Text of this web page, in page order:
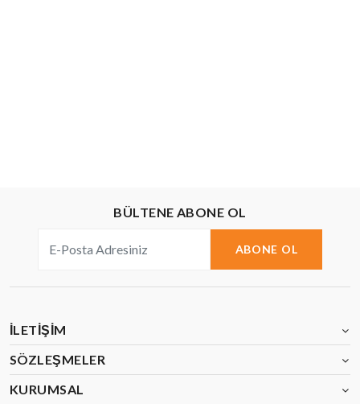
BÜLTENE ABONE OL
ABONE OL
İLETIŞIM
SÖZLEŞMELER
KURUMSAL